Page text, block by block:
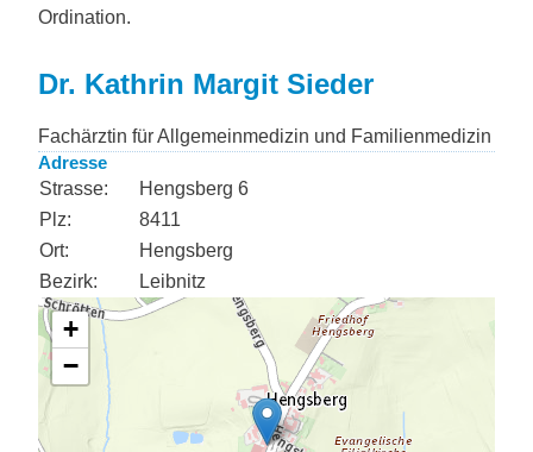
Ordination.
Dr. Kathrin Margit Sieder
Fachärztin für Allgemeinmedizin und Familienmedizin
Adresse
Strasse:
Hengsberg 6
Plz:
8411
Ort:
Hengsberg
Bezirk:
Leibnitz